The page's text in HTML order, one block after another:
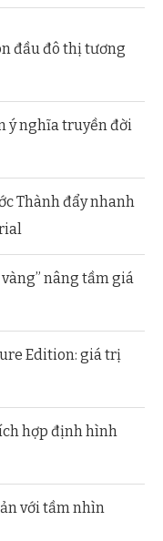
đầu đô thị tương
ý nghĩa truyền đời
Thành đẩy nhanh
vàng” nâng tầm giá
Edition: giá trị
hợp định hình
với tầm nhìn